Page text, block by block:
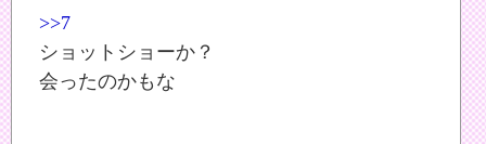
>>7
ショットショーか？
会ったのかもな